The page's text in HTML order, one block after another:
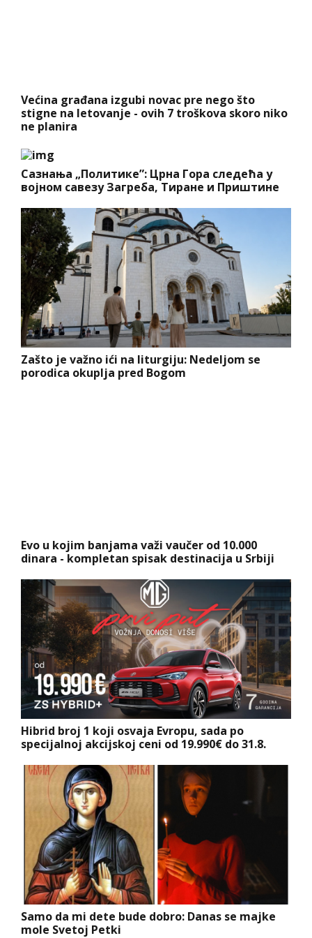
Većina građana izgubi novac pre nego što
stigne na letovanje - ovih 7 troškova skoro niko
ne planira
Сазнања „Политике”: Црна Гора следећа у
војном савезу Загреба, Тиране и Приштине
Zašto je važno ići na liturgiju: Nedeljom se
porodica okuplja pred Bogom
Evo u kojim banjama važi vaučer od 10.000
dinara - kompletan spisak destinacija u Srbiji
Hibrid broj 1 koji osvaja Evropu, sada po
specijalnoj akcijskoj ceni od 19.990€ do 31.8.
Samo da mi dete bude dobro: Danas se majke
mole Svetoj Petki